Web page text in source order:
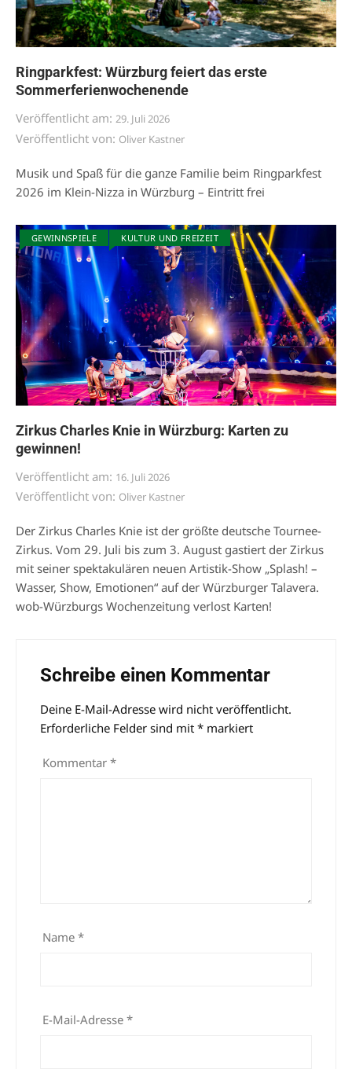
Ringparkfest: Würzburg feiert das erste
Sommerferienwochenende
Veröffentlicht am: 29. Juli 2026
Veröffentlicht von: Oliver Kastner
Musik und Spaß für die ganze Familie beim Ringparkfest
2026 im Klein-Nizza in Würzburg – Eintritt frei
GEWINNSPIELE KULTUR UND FREIZEIT
Zirkus Charles Knie in Würzburg: Karten zu
gewinnen!
Veröffentlicht am: 16. Juli 2026
Veröffentlicht von: Oliver Kastner
Der Zirkus Charles Knie ist der größte deutsche Tournee-
Zirkus. Vom 29. Juli bis zum 3. August gastiert der Zirkus
mit seiner spektakulären neuen Artistik-Show „Splash! –
Wasser, Show, Emotionen“ auf der Würzburger Talavera.
wob-Würzburgs Wochenzeitung verlost Karten!
Schreibe einen Kommentar
Deine E-Mail-Adresse wird nicht veröffentlicht.
Erforderliche Felder sind mit * markiert
Kommentar *
Name *
E-Mail-Adresse *
Alternative: